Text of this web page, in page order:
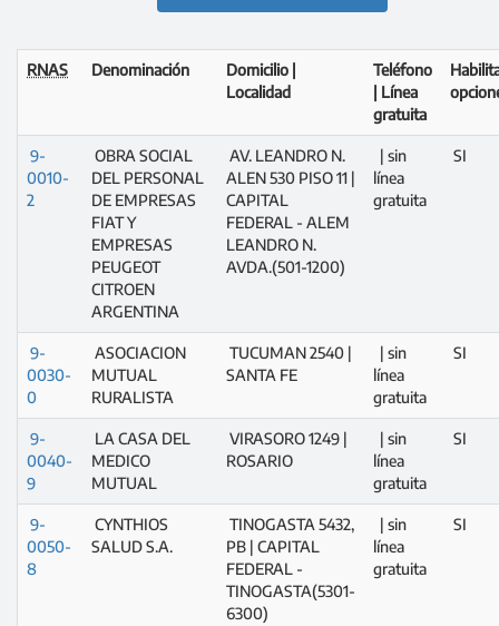
RNAS Denominación
Domicilio |
Localidad
Teléfono
| Línea
gratuita
9-
0010-
2
OBRA SOCIAL
DEL PERSONAL
DE EMPRESAS
FIAT Y
EMPRESAS
PEUGEOT
CITROEN
ARGENTINA
AV. LEANDRO N.
ALEN 530 PISO 11 |
CAPITAL
FEDERAL - ALEM
LEANDRO N.
AVDA.(501-1200)
| sin
línea
gratuita
SI
9-
0030-
0
ASOCIACION
MUTUAL
RURALISTA
TUCUMAN 2540 |
SANTA FE
| sin
línea
gratuita
SI
9-
0040-
9
LA CASA DEL
MEDICO
MUTUAL
VIRASORO 1249 |
ROSARIO
| sin
línea
gratuita
SI
9-
0050-
8
CYNTHIOS
SALUD S.A.
TINOGASTA 5432,
PB | CAPITAL
FEDERAL -
TINOGASTA(5301-
6300)
| sin
línea
gratuita
SI